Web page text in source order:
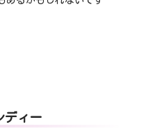
ディー